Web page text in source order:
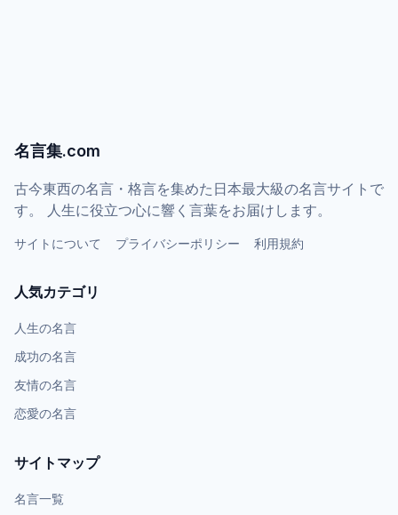
名言集.com
古今東西の名言・格言を集めた日本最大級の名言サイトで
す。 人生に役立つ心に響く言葉をお届けします。
サイトについて プライバシーポリシー 利用規約
人気カテゴリ
人生の名言
成功の名言
友情の名言
恋愛の名言
サイトマップ
名言一覧